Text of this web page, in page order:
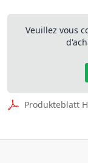
Veuillez vous
Produkteblatt